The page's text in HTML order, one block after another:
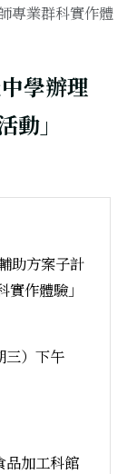
專業群科實作體
學辦理
動」
助方案子計
作體驗」
三）下午
品加工科館